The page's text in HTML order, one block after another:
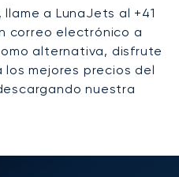
a LunaJets al +41
correo electrónico a
alternativa, disfrute
mejores precios del
nuestra